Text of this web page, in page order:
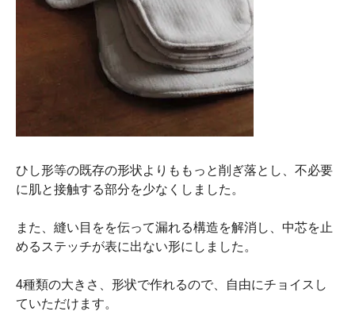
ひし形等の既存の形状よりももっと削ぎ落とし、不必要
に肌と接触する部分を少なくしました。
また、縫い目をを伝って漏れる構造を解消し、中芯を止
めるステッチが表に出ない形にしました。
4種類の大きさ、形状で作れるので、自由にチョイスし
ていただけます。